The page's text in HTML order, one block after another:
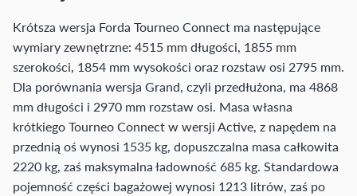
Krótsza wersja Forda Tourneo Connect ma następujące
wymiary zewnętrzne: 4515 mm długości, 1855 mm
szerokości, 1854 mm wysokości oraz rozstaw osi 2795 mm.
Dla porównania wersja Grand, czyli przedłużona, ma 4868
mm długości i 2970 mm rozstaw osi. Masa własna
krótkiego Tourneo Connect w wersji Active, z napędem na
przednią oś wynosi 1535 kg, dopuszczalna masa całkowita
2220 kg, zaś maksymalna ładowność 685 kg. Standardowa
pojemność części bagażowej wynosi 1213 litrów, zaś po